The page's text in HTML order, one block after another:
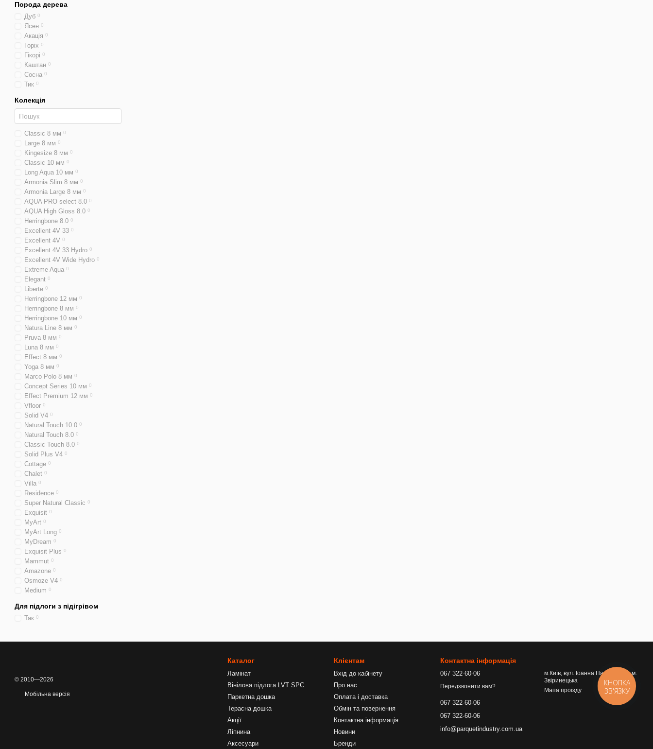
Порода дерева
Дуб 0
Ясен 0
Акація 0
Горіх 0
Гікорі 0
Каштан 0
Сосна 0
Тик 0
Колекція
Classic 8 мм 0
Large 8 мм 0
Kingesize 8 мм 0
Classic 10 мм 0
Long Aqua 10 мм 0
Armonia Slim 8 мм 0
Armonia Large 8 мм 0
AQUA PRO select 8.0 0
AQUA High Gloss 8.0 0
Herringbone 8.0 0
Excellent 4V 33 0
Excellent 4V 0
Excellent 4V 33 Hydro 0
Excellent 4V Wide Hydro 0
Extreme Aqua 0
Elegant 0
Liberte 0
Herringbone 12 мм 0
Herringbone 8 мм 0
Herringbone 10 мм 0
Natura Line 8 мм 0
Pruva 8 мм 0
Luna 8 мм 0
Effect 8 мм 0
Yoga 8 мм 0
Marco Polo 8 мм 0
Concept Series 10 мм 0
Effect Premium 12 мм 0
Vfloor 0
Solid V4 0
Natural Touch 10.0 0
Natural Touch 8.0 0
Classic Touch 8.0 0
Solid Plus V4 0
Cottage 0
Chalet 0
Villa 0
Residence 0
Super Natural Classic 0
Exquisit 0
MyArt 0
MyArt Long 0
MyDream 0
Exquisit Plus 0
Mammut 0
Amazone 0
Osmoze V4 0
Medium 0
Для підлоги з підігрівом
Так 0
© 2010—2026
Мобільна версія
Каталог
Ламінат
Вінілова підлога LVT SPC
Паркетна дошка
Терасна дошка
Акції
Ліпнина
Аксесуари
Клієнтам
Вхід до кабінету
Про нас
Оплата і доставка
Обмін та повернення
Контактна інформація
Новини
Бренди
Контактна інформація
067 322-60-06
Передзвонити вам?
067 322-60-06
067 322-60-06
info@parquetindustry.com.ua
м.Київ, вул. Іоанна Павла ІІ, 15, м.
Звіринецька
Мапа проїзду
КНОПКА
ЗВ'ЯЗКУ